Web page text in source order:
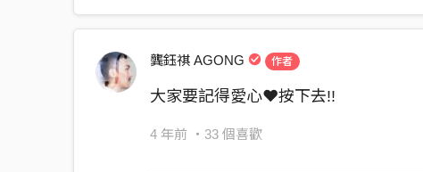
龔鈺祺 AGONG 作者
大家要記得愛心❤️按下去!!
4 年前 ・33 個喜歡